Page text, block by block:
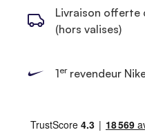
Livraison offerte
(hors valises)
1errevendeur